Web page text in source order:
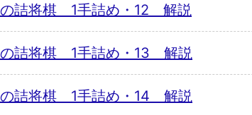
の詰将棋 1手詰め・12 解説
の詰将棋 1手詰め・13 解説
の詰将棋 1手詰め・14 解説